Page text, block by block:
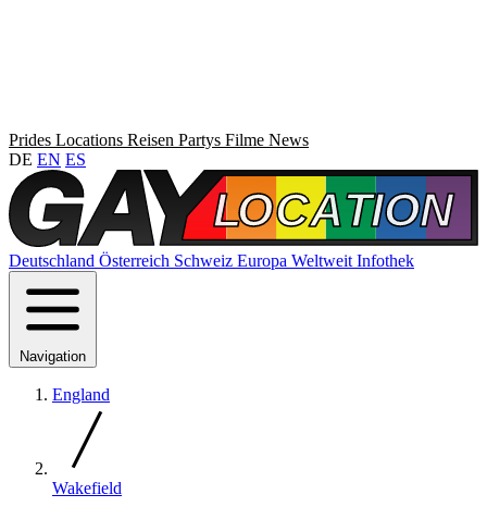
Prides Locations Reisen Partys Filme News
DE EN ES
Deutschland Österreich Schweiz Europa Weltweit Infothek
Navigation
England
Wakefield